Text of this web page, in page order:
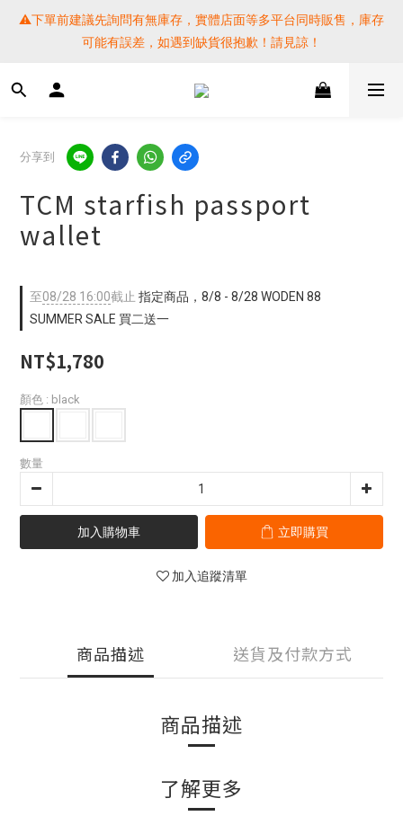
⚠️下單前建議先詢問有無庫存，實體店面等多平台同時販售，庫存
可能有誤差，如遇到缺貨很抱歉！請見諒！
⚠️下單前建議先詢問有無庫存，實體店面等多平台同時販售，庫存
可能有誤差，如遇到缺貨很抱歉！請見諒！
SF EXPRESS WORLD SHIPPING
提醒各位⚠️下單後寄出，請務必在時間內完成取貨才是乖寶寶呦~
如未取貨必須支付運費! 謝謝
⚠️下單前建議先詢問有無庫存，實體店面等多平台同時販售，庫存
可能有誤差，如遇到缺貨很抱歉！請見諒！
分享到
TCM starfish passport
wallet
至08/28 16:00截止 指定商品，8/8 - 8/28 WODEN 88
SUMMER SALE 買二送一
NT$1,780
顏色 : black
數量
加入購物車 立即購買
加入追蹤清單
商品描述 送貨及付款方式
商品描述
了解更多